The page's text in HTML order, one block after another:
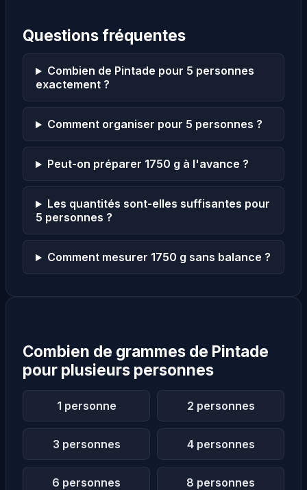
Questions fréquentes
Combien de Pintade pour 5 personnes
exactement ?
Comment organiser pour 5 personnes ?
Peut-on préparer 1750 g à l'avance ?
Les quantités sont-elles suffisantes pour
5 personnes ?
Comment mesurer 1750 g sans balance ?
Combien de grammes de Pintade
pour plusieurs personnes
1 personne 2 personnes
3 personnes 4 personnes
6 personnes 8 personnes